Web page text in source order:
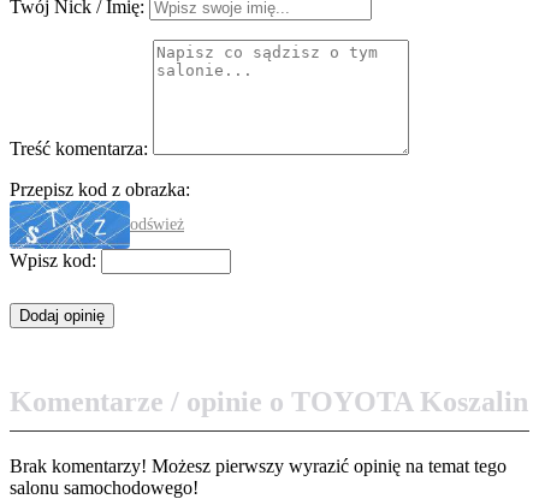
Twój Nick / Imię:
Treść komentarza:
Przepisz kod z obrazka:
odśwież
Wpisz kod:
Komentarze / opinie o TOYOTA Koszalin
Brak komentarzy! Możesz pierwszy wyrazić opinię na temat tego
salonu samochodowego!